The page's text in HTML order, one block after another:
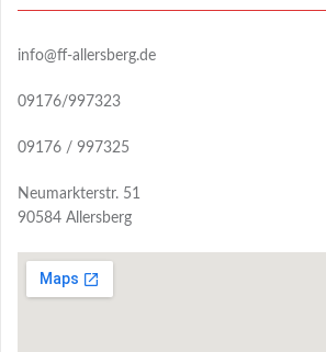
info@ff-allersberg.de
09176/997323
09176 / 997325
Neumarkterstr. 51
90584 Allersberg